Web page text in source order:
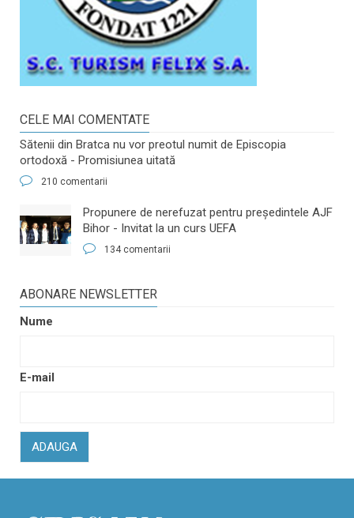
CELE MAI COMENTATE
Sătenii din Bratca nu vor preotul numit de Episcopia
ortodoxă - Promisiunea uitată
210 comentarii
​Propunere de nerefuzat pentru preşedintele AJF
Bihor - Invitat la un curs UEFA
134 comentarii
ABONARE NEWSLETTER
Nume
E-mail
ADAUGA